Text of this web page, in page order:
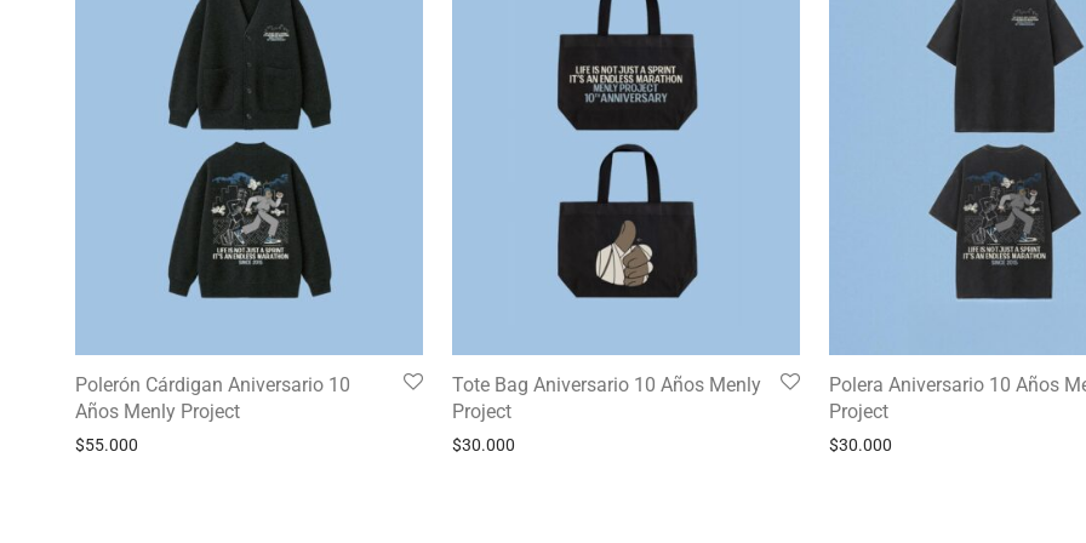
Polerón Cárdigan Aniversario 10
Años Menly Project
$55.000
Tote Bag Aniversario 10 Años Menly
Project
$30.000
Polera Aniversario 10 Años
Project
$30.000